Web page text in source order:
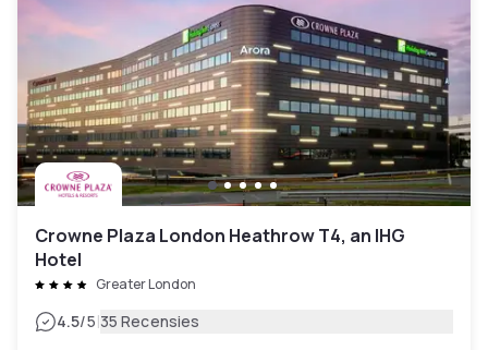
Crowne Plaza London Heathrow T4, an IHG
Hotel
Greater London
4.5/5|35 Recensies